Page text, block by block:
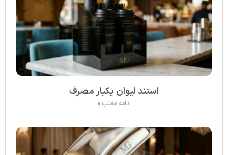
استند لیوان یکبار مصرف
ادامه مطلب »